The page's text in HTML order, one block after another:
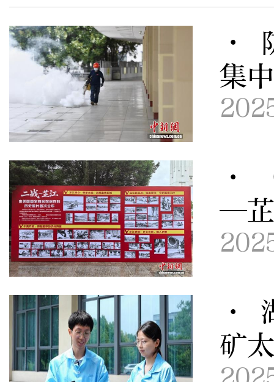
·
集
·
—芷
·
矿